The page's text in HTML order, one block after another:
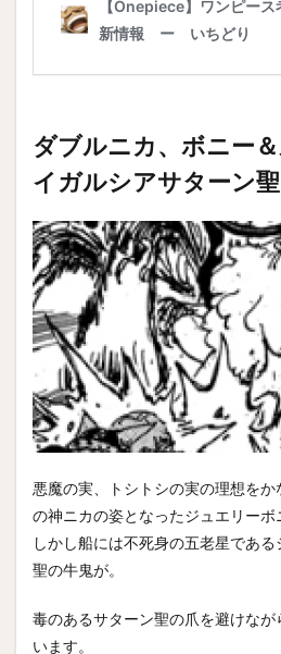
ダブルニカ、ボニー
イガルシアサターン聖
悪魔の実、トシトシの実の理想を
の神ニカの姿となったジュエリーボ
しかし船には不死身の五老星であ
聖の牛鬼が。
毒のあるサターン聖の爪を避けな
います。